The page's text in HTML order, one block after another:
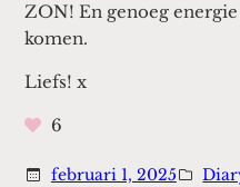
ZON! En genoeg
komen.
Liefs! x
6
februari 1, 2025